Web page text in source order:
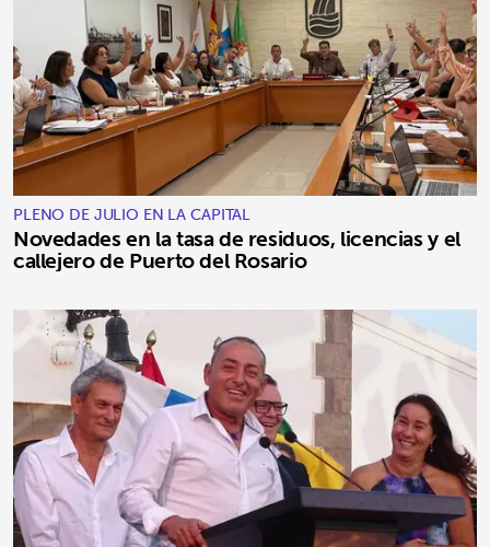
PLENO DE JULIO EN LA CAPITAL
Novedades en la tasa de residuos, licencias y el
callejero de Puerto del Rosario